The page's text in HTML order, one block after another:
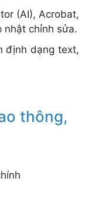
(AI), Acrobat,
nhật chỉnh sửa.
định dạng text,
thông,